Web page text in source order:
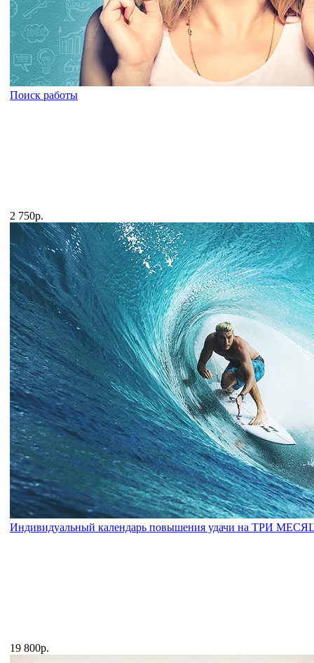
Поиск работы
2 750р.
Индивидуальный календарь повышения удачи на ТРИ
19 800р.